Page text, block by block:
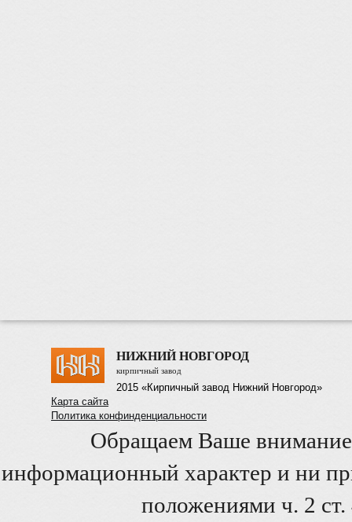
НИЖНИЙ НОВГОРОД
кирпичный завод
2015 «Кирпичный завод Нижний Новгород»
Карта сайта
Политика конфинденциальности
Обращаем Ваше внимание
информационный характер и ни
положениями ч. 2